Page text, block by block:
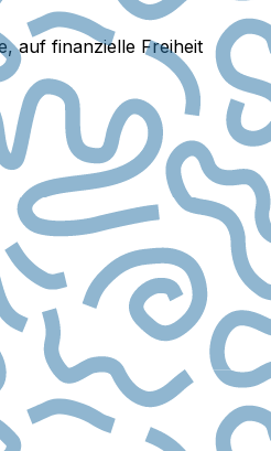
auf finanzielle Freiheit